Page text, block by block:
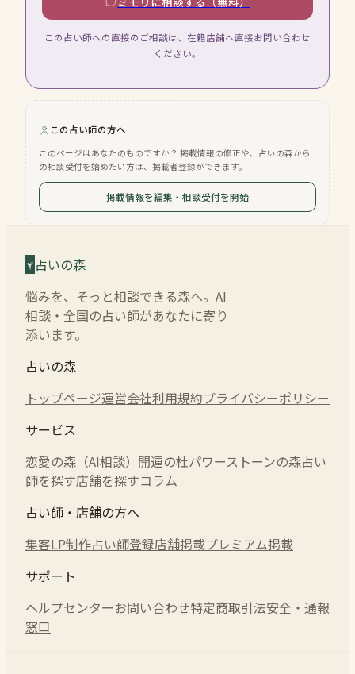
この占い師への直接のご相談は、在籍店舗へ直接お問い合わせ
ください。
この占い師の方へ
このページはあなたのものですか？ 掲載情報の修正や、占いの森から
の相談受付を始めたい方は、掲載者登録ができます。
掲載情報を編集・相談受付を開始
占いの森
悩みを、そっと相談できる森へ。AI
相談・全国の占い師があなたに寄り
添います。
占いの森
トップページ運営会社利用規約プライバシーポリシー
サービス
恋愛の森（AI相談） 開運の杜パワーストーンの森占い
師を探す店舗を探すコラム
占い師・店舗の方へ
集客LP制作占い師登録店舗掲載プレミアム掲載
サポート
ヘルプセンターお問い合わせ特定商取引法安全・通報
窓口